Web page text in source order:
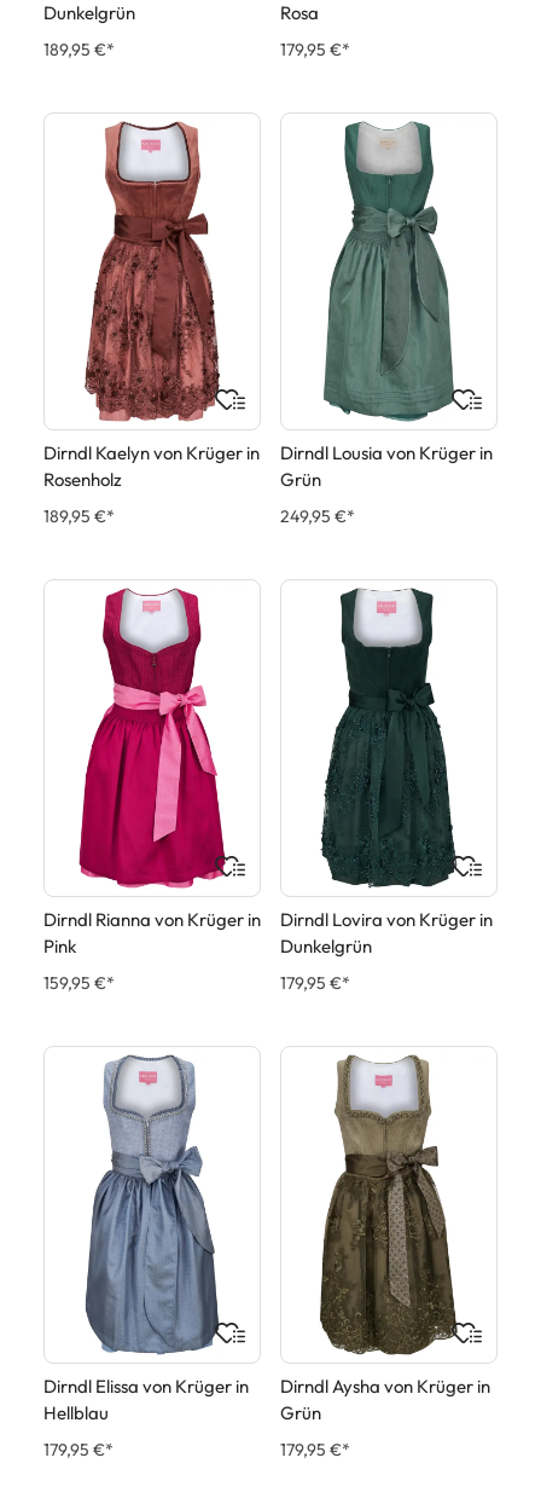
Dunkelgrün
189,95 €*
Rosa
179,95 €*
Dirndl Kaelyn von Krüger in
Rosenholz
189,95 €*
Dirndl Lousia von Krüger in
Grün
249,95 €*
Dirndl Rianna von Krüger in
Pink
159,95 €*
Dirndl Lovira von Krüger in
Dunkelgrün
179,95 €*
Dirndl Elissa von Krüger in
Hellblau
179,95 €*
Dirndl Aysha von Krüger in
Grün
179,95 €*